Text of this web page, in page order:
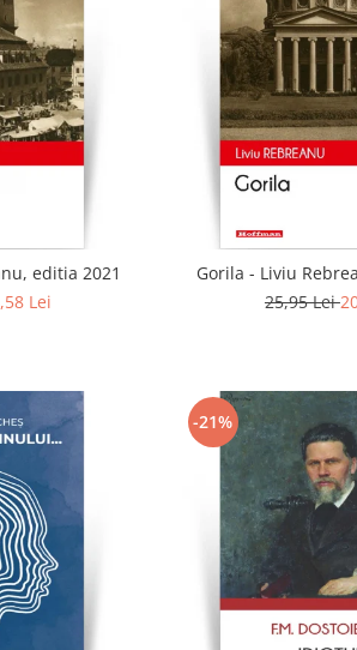
editia 2021
Lei
Gorila - Liviu
25,95 Lei
-21%